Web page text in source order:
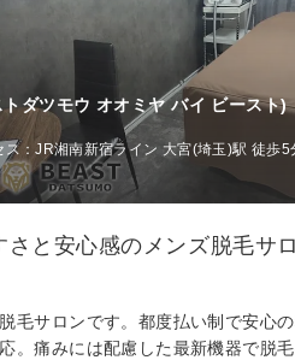
トダツモウ オオミヤ バイ ビースト)
ス：JR湘南新宿ライン 大宮(埼玉)駅 徒歩5
と安心感のメンズ脱毛サロ
毛サロンです。都度払い制で安心
。痛みには配慮した最新機器で脱